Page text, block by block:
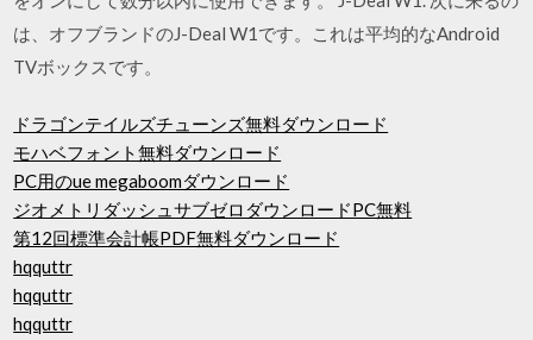
は、オフブランドのJ-Deal W1です。これは平均的なAndroid
TVボックスです。
ドラゴンテイルズチューンズ無料ダウンロード
モハベフォント無料ダウンロード
PC用のue megaboomダウンロード
ジオメトリダッシュサブゼロダウンロードPC無料
第12回標準会計帳PDF無料ダウンロード
hqquttr
hqquttr
hqquttr